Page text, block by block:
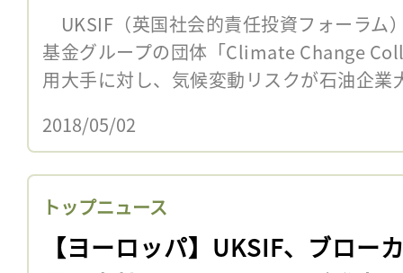
UKSIF（英国社会的責任投資フォーラム
基金グループの団体「Climate Change
用大手に対し、気候変動リスクが石油企
2018/05/02
トップニュース
【ヨーロッパ】UKSIF、ブロー